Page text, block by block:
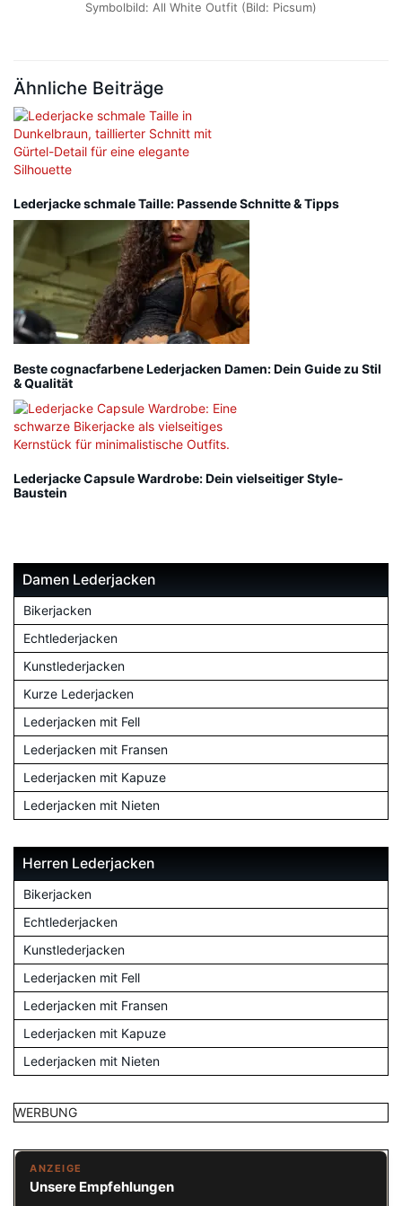
Symbolbild: All White Outfit (Bild: Picsum)
Ähnliche Beiträge
Lederjacke schmale Taille: Passende Schnitte & Tipps
Beste cognacfarbene Lederjacken Damen: Dein Guide zu Stil
& Qualität
Lederjacke Capsule Wardrobe: Dein vielseitiger Style-
Baustein
Damen Lederjacken
Bikerjacken
Echtlederjacken
Kunstlederjacken
Kurze Lederjacken
Lederjacken mit Fell
Lederjacken mit Fransen
Lederjacken mit Kapuze
Lederjacken mit Nieten
Herren Lederjacken
Bikerjacken
Echtlederjacken
Kunstlederjacken
Lederjacken mit Fell
Lederjacken mit Fransen
Lederjacken mit Kapuze
Lederjacken mit Nieten
WERBUNG
ANZEIGE
Unsere Empfehlungen